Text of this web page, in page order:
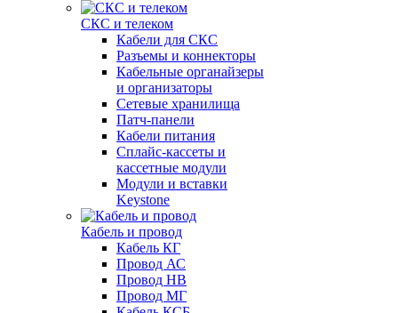
СКС и телеком
Кабели для СКС
Разъемы и коннекторы
Кабельные органайзеры
и организаторы
Сетевые хранилища
Патч-панели
Кабели питания
Сплайс-кассеты и
кассетные модули
Модули и вставки
Keystone
Кабель и провод
Кабель КГ
Провод АС
Провод НВ
Провод МГ